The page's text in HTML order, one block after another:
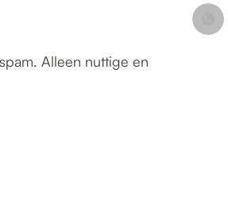
Alleen nuttige en